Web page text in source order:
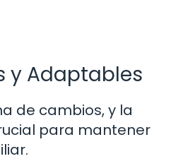
y Adaptables
de cambios, y la
para mantener